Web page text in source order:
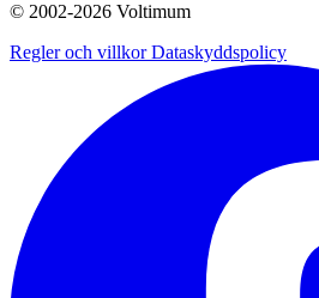
© 2002-2026 Voltimum
Regler och villkorDataskyddspolicy